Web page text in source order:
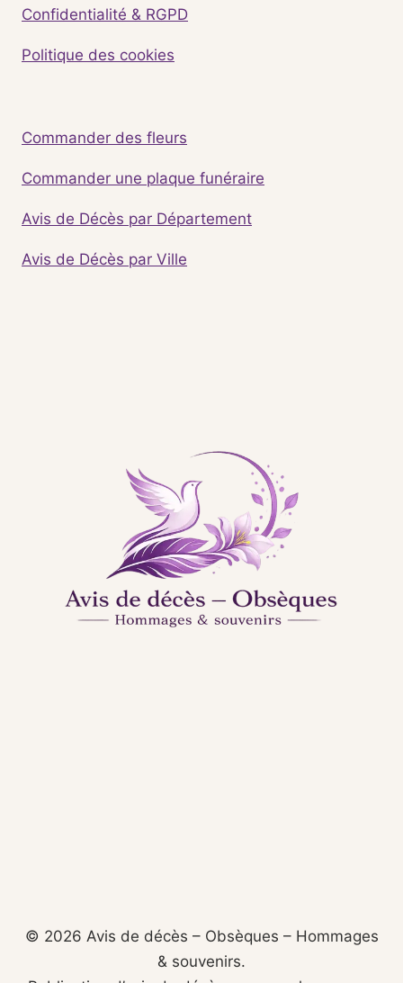
Confidentialité & RGPD
Politique des cookies
Commander des fleurs
Commander une plaque funéraire
Avis de Décès par Département
Avis de Décès par Ville
© 2026 Avis de décès – Obsèques – Hommages
& souvenirs.